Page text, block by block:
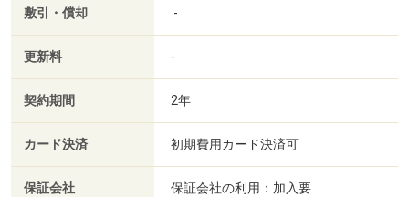
敷引・償却 -
更新料 -
契約期間 2年
カード決済 初期費用カード決済可
保証会社
保証会社の利用：加入要